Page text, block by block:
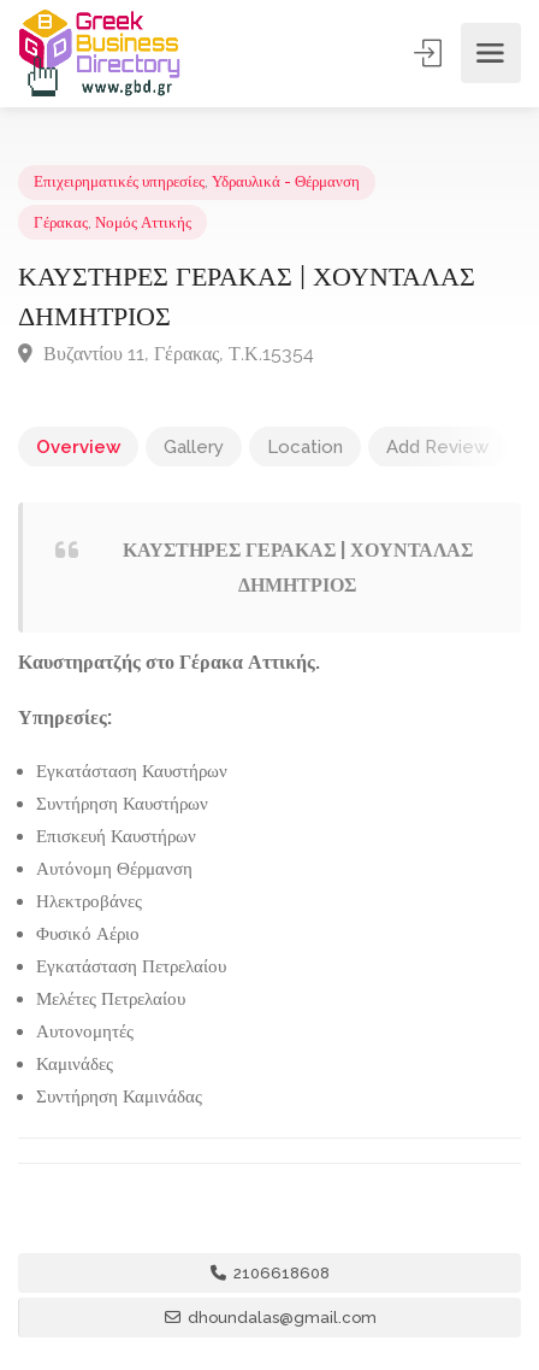
ΚΑΥΣΤΗΡΕΣ ΓΕΡΑΚΑΣ | ΧΟΥΝΤΑΛΑΣ
ΔΗΜΗΤΡΙΟΣ
Overview Gallery Location Add Review
ΚΑΥΣΤΗΡΕΣ ΓΕΡΑΚΑΣ | ΧΟΥΝΤΑΛΑΣ
ΔΗΜΗΤΡΙΟΣ
Καυστηρατζής στο Γέρακα Αττικής.
Υπηρεσίες:
Εγκατάσταση Καυστήρων
Συντήρηση Καυστήρων
Επισκευή Καυστήρων
Αυτόνομη Θέρμανση
Ηλεκτροβάνες
Φυσικό Αέριο
Εγκατάσταση Πετρελαίου
Μελέτες Πετρελαίου
Αυτονομητές
Καμινάδες
Συντήρηση Καμινάδας
2106618608
dhoundalas@gmail.com